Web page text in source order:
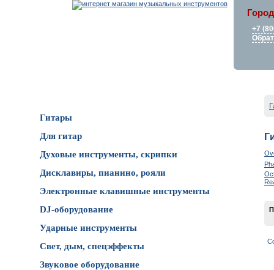
+7
Гитары
Для гитар
Духовые инструменты, скрипки
Дисклавиры, пианино, рояли
Электронные клавишные инструменты
DJ-оборудование
Ударные инструменты
Свет, дым, спецэффекты
Звуковое оборудование